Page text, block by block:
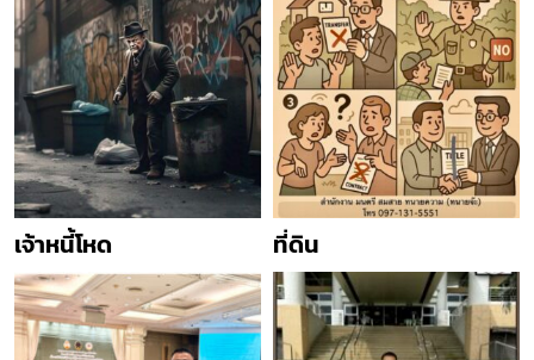
เจ้าหนี้โหด ที่ดิน